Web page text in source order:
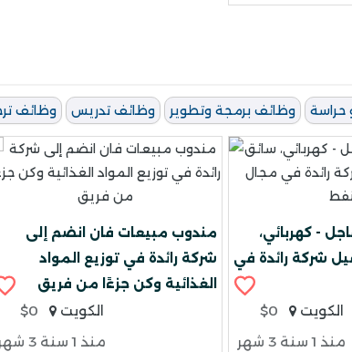
حراسة وظائف برمجة وتطوير وظائف تدريس وظائف
مندوب مبيعات فان انضم إلى
شركة رائدة في توزيع المواد
الغذائية وكن جزءًا من فريق
$0
الكويت
منذ 1 سنة 3 شهر
- كهربائي،
شركة رائدة في
$0
الكويت
منذ 1 سنة 3 شهر